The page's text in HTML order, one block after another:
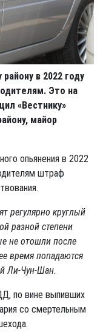
в 2022 году
Это на
«Вестнику»
майор
опьянения в 2022
штраф
регулярно круглый
разной степени
не отошли после
время попадаются
Ли-Чун-Шан.
по вине выпивших
со смертельным